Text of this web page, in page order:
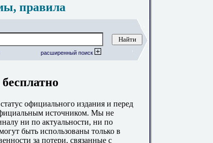
правила
расширенный поиск
официального издания и перед
источником. Мы не
ни по актуальности, ни по
быть использованы только в
за потери, связанные с